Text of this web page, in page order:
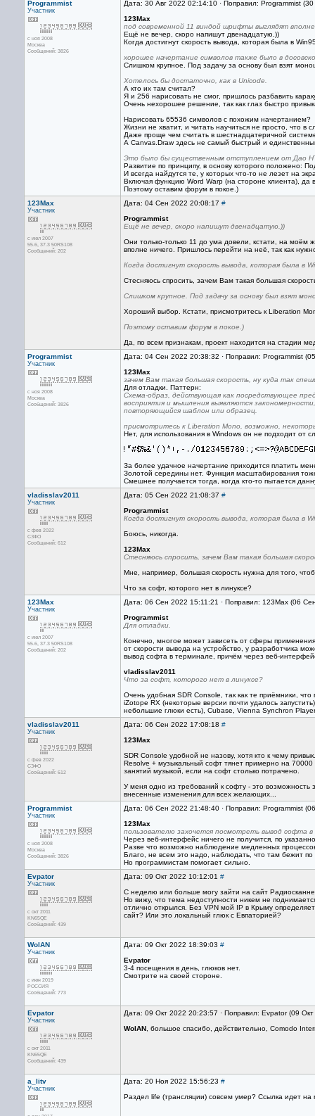
Programmist
Участник
с ноя 2008
Москва
Сообщений: 3826
Дата: 30 Авг 2022 02:14:10 · Поправил: Programmist
123Max
под современной 11 виндой шрифты выглядят
Ещё не вечер, скоро напишут двенадцатую.))
Когда достигнут скорость вывода, которая была в
хорошее начертание символов также было в
Слишком крупное. Под задачу за основу был взят
Хотелось бы достаточно, как в Unicode.
А кто их там считал?
Я и 256 нарисовать не смог, пришлось разбавить
Очень нехорошее решение, так как глаз быстро
Нарисовать 65536 символов с похожим начертанием?
Жизни не хватит, и читать научиться не просто, что в
Даже проще чем считать в шестнадцатеричной
А Canvas.Draw здесь не самый быстрый и
Это было бы существенным отступлением от Дао
Развитие по принципу, в основу которого положено:
И всегда найдутся те, у которых что-то не лезет на
Включая функцию Word Warp (на стороне клиента), да
Поэтому оставим форум в покое.)
123Max
Участник
с июл 2007
55.6, 37.3 50RS108
Сообщений: 202
Дата: 04 Сен 2022 20:08:17 #
Programmist
Ещё не вечер, скоро напишут двенадцатую.))
Они только-только 11 до ума довели, кстати, на моём
вполне ничего. Пришлось перейти на неё, так как
Когда достигнут скорость вывода, которая была в
Стесняюсь спросить, зачем Вам такая большая
Слишком крупное. Под задачу за основу был взят
Хороший выбор. Кстати, присмотритесь к Liberation
Поэтому оставим форум в покое.)
Да, по всем признакам, проект находится на стадии
Programmist
Участник
с ноя 2008
Москва
Сообщений: 3826
Дата: 04 Сен 2022 20:38:32 · Поправил: Programmist
123Max
зачем Вам такая большая скорость, ну куда так
Для отладки. Паттерн:
Схема-образ, действующая как посредствующее
восприятия и мышления выявляются
повторяющийся шаблон или образец.
присмотритесь к Liberation Mono, возможно,
Нет, для использования в Windows он не подходит от
За более удачное начертание приходится платить
Золотой середины нет. Функция масштабирования
Смешнее получается тогда, когда кто-то пытается
vladisslav2011
Участник
с фев 2022
СЗФО
Сообщений: 612
Дата: 05 Сен 2022 21:08:37 #
Programmist
Когда достигнут скорость вывода, которая была в
Боюсь, никогда.
123Max
Стесняюсь спросить, зачем Вам такая большая
Мне, например, большая скорость нужна для того,
Что за софт, которого нет в линуксе?
123Max
Участник
с июл 2007
55.6, 37.3 50RS108
Сообщений: 202
Дата: 06 Сен 2022 15:11:21 · Поправил: 123Max (06
Programmist
Для отладки.
Конечно, многое может зависеть от сферы
от скорости вывода на устройство, у разработчика
вывод софта в терминале, причём через веб-
vladisslav2011
Что за софт, которого нет в линуксе?
Очень удобная SDR Console, так как те приёмники,
iZotope RX (некоторые версии почти удалось
небольшие глюки есть), Cubase, Vienna Synchron
vladisslav2011
Участник
с фев 2022
СЗФО
Сообщений: 612
Дата: 06 Сен 2022 17:08:18 #
123Max
SDR Console удобной не назову, хотя кто к чему привык.
Resolve + музыкальный софт тянет примерно на
занятий музыкой, если на софт столько потрачено.
У меня одно из требований к софту - это возможность
внесенные изменения для всех желающих...
Programmist
Участник
с ноя 2008
Москва
Сообщений: 3826
Дата: 06 Сен 2022 21:48:40 · Поправил: Programmist
123Max
пользователю захочется посмотреть вывод софта
Через веб-интерфейс ничего не получится, по
Разве что возможно наблюдение медленных
Благо, не всем это надо, наблюдать, что там бежит по
Но программистам помогает сильно.
Evpator
Участник
с окт 2011
KN65QE
Сообщений: 439
Дата: 09 Окт 2022 10:12:01 #
С неделю или больше могу зайти на сайт
Но вижу, что тема недоступности никем не
отлично открылся. Без VPN мой IP в Крыму
сайт? Или это локальный глюк с Евпаторией?
WolAN
Участник
с июн 2019
РОССИЯ
Сообщений: 773
Дата: 09 Окт 2022 18:39:03 #
Evpator
3-4 посещения в день, глюков нет.
Смотрите на своей стороне.
Evpator
Участник
с окт 2011
KN65QE
Сообщений: 439
Дата: 09 Окт 2022 20:23:57 · Поправил: Evpator (09
WolAN , большое спасибо, действительно, Comodo
a_litv
Участник
Дата: 20 Ноя 2022 15:56:23 #
Раздел life (трансляции) совсем умер? Ссылка идет